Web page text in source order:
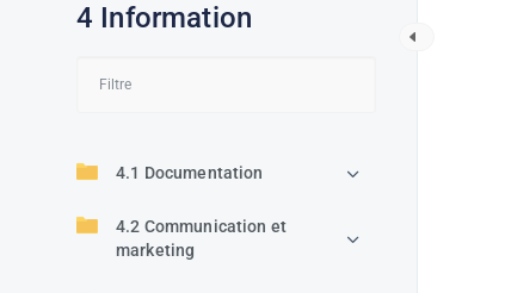
4 Information
4.1 Documentation
4.2 Communication et
marketing